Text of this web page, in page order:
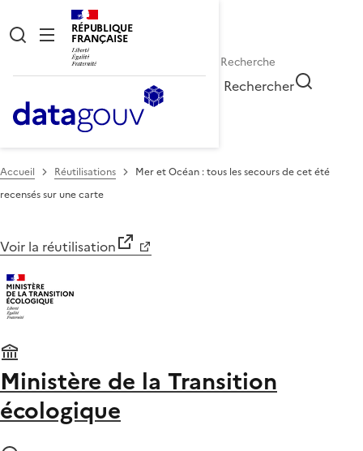
RÉPUBLIQUE
FRANÇAISE
Rechercher
Accueil Réutilisations
Mer et Océan : tous les secours de cet été
recensés sur une carte
Voir la réutilisation
Ministère de la Transition
écologique